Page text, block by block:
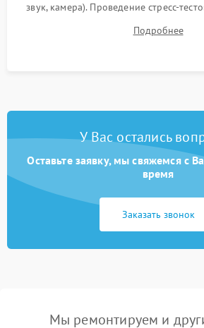
звук, камера). Проведение стресс-
для контроля температурного
системы под пиковой
Подробнее
У Вас остались
Оставьте заявку, мы свяжемся с
время
Заказать звонок
Мы ремонтируем и